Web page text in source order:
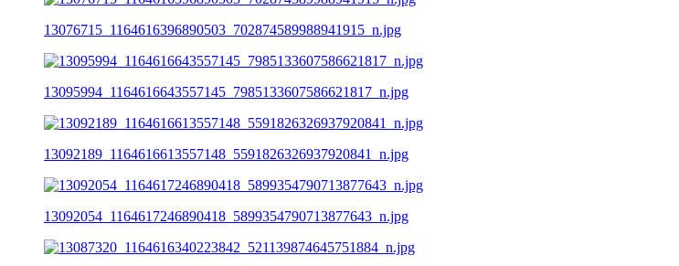
13076715_1164616396890503_702874589988941915_n.jpg
13095994_1164616643557145_7985133607586621817_n.jpg
13092189_1164616613557148_5591826326937920841_n.jpg
13092054_1164617246890418_5899354790713877643_n.jpg